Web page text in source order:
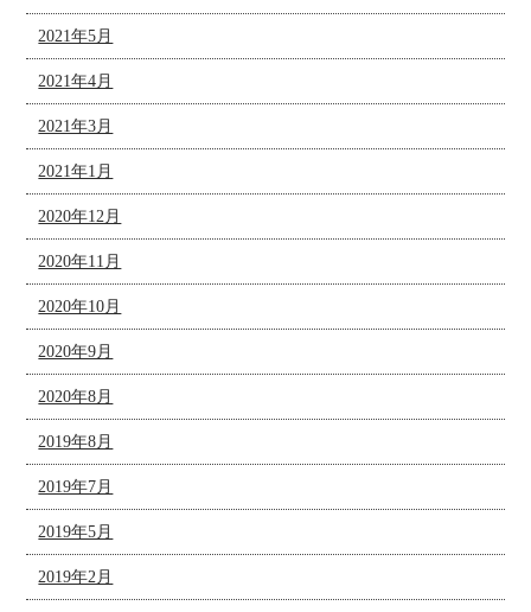
2021年5月
2021年4月
2021年3月
2021年1月
2020年12月
2020年11月
2020年10月
2020年9月
2020年8月
2019年8月
2019年7月
2019年5月
2019年2月